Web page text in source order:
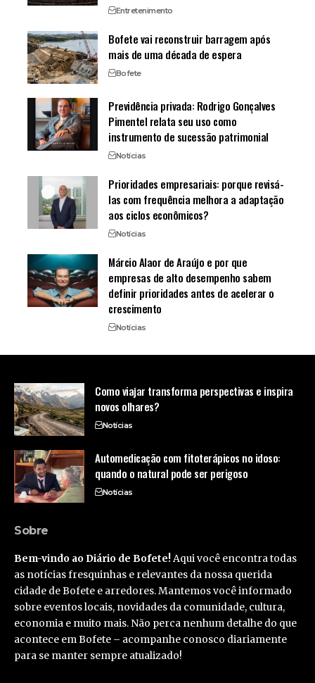
Entretenimento
Bofete vai reconstruir barragem após
mais de uma década de espera
Bofete
Previdência privada: Rodrigo Gonçalves
Pimentel relata seu uso como
instrumento de sucessão patrimonial
Notícias
Prioridades empresariais: porque revisá-
las com frequência melhora a adaptação
aos ciclos econômicos?
Notícias
Márcio Alaor de Araújo e por que
empresas de alto desempenho sabem
definir prioridades antes de acelerar o
crescimento
Notícias
Como viajar transforma perspectivas e inspira
novos olhares?
Notícias
Automedicação com fitoterápicos no idoso:
quando o natural pode ser perigoso
Notícias
Sobre
Bem-vindo ao Diário de Bofete! Aqui você encontra todas
as notícias fresquinhas e relevantes da nossa querida
cidade de Bofete e arredores. Mantemos você informado
sobre eventos locais, novidades da comunidade, cultura,
economia e muito mais. Não perca nenhum detalhe do que
acontece em Bofete – acompanhe conosco diariamente
para se manter sempre atualizado!